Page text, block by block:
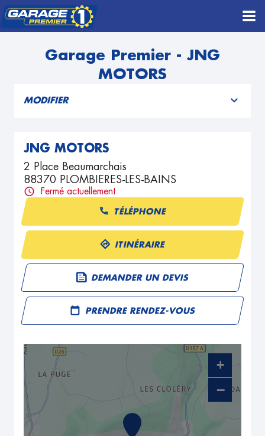
Garage Premier - JNG
MOTORS
MODIFIER
JNG MOTORS
2 Place Beaumarchais
88370 PLOMBIERES-LES-BAINS
Fermé actuellement
TÉLÉPHONE
ITINÉRAIRE
DEMANDER UN DEVIS
PRENDRE RENDEZ-VOUS
+
−